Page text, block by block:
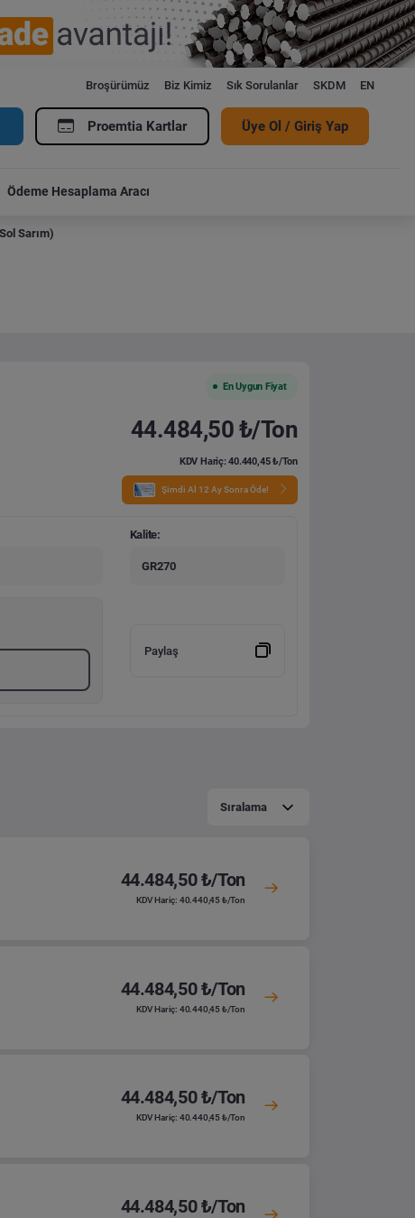
Broşürümüz Biz Kimiz Sık Sorulanlar SKDM EN
Proemtia Kartlar Üye Ol / Giriş Yap
Ödeme Hesaplama Aracı
Sarım)
En Uygun Fiyat
44.484,50 ₺/Ton
KDV Hariç: 40.440,45 ₺/Ton
Şimdi Al 12 Ay Sonra Öde!
Kalite:
GR270
Paylaş
Sıralama
44.484,50 ₺/Ton
KDV Hariç: 40.440,45 ₺/Ton
44.484,50 ₺/Ton
KDV Hariç: 40.440,45 ₺/Ton
44.484,50 ₺/Ton
KDV Hariç: 40.440,45 ₺/Ton
44.484,50 ₺/Ton